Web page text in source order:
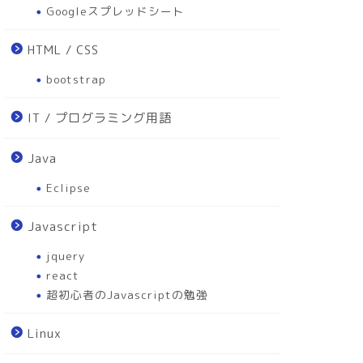
Googleスプレッドシート
HTML / CSS
bootstrap
IT / プログラミング用語
Java
Eclipse
Javascript
jquery
react
超初心者のJavascriptの勉強
Linux